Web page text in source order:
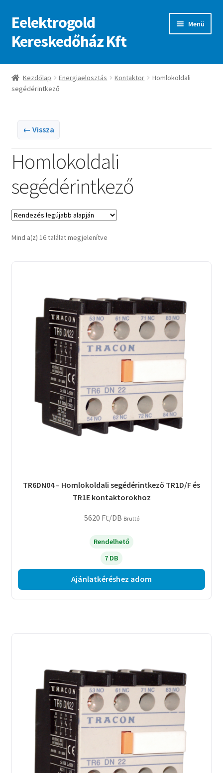
Ugrás
a
navigációhoz
Kilépés
a
tartalomba
Eelektrogold
Kereskedőház Kft
Menü
Kezdőlap
A fiókom
ajanlatkeres
Kezdőlap Energiaelosztás Kontaktor
Homlokoldali
segédérintkező
← Vissza
Homlokoldali
segédérintkező
Mind a(z) 16 találat megjelenítveSorted
TR6DN04 – Homlokoldali segédérintkező TR1D/F és
TR1E kontaktorokhoz
5620 Ft/DB Bruttó
Rendelhető
7 DB
Ajánlatkéréshez adom